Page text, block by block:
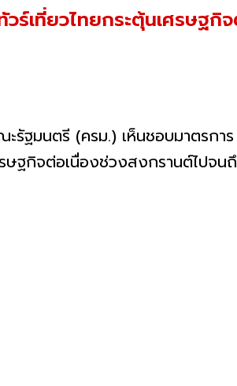
ร์เที่ยวไทยกระตุ้นเศรษฐ
รัฐมนตรี (ครม.) เห็นชอบมาตรกา
รษฐกิจต่อเนื่องช่วงสงกรานต์ไปจ